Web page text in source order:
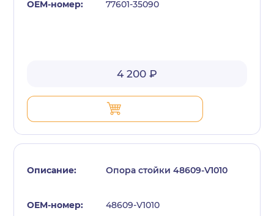
77601-35090
4 200 ₽
Опора стойки 48609-V1010
48609-V1010